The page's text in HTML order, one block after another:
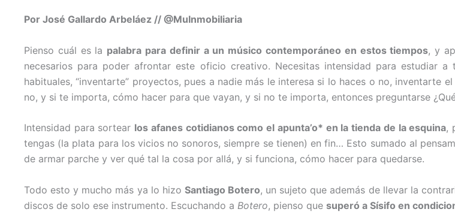
Por José Gallardo Arbeláez // @MuInmobiliaria
Pienso cuál es la palabra para definir a un músico contemporáneo en estos tiempos, y
necesarios para poder afrontar este oficio creativo. Necesitas intensidad para estudiar
habituales, “inventarte” proyectos, pues a nadie más le interesa si lo haces o no, inventarte
no, y si te importa, cómo hacer para que vayan, y si no te importa, entonces preguntarse
Intensidad para sortear los afanes cotidianos como el apunta’o* en la tienda de la esquina,
tengas (la plata para los vicios no sonoros, siempre se tienen) en fin… Esto sumado al
de armar parche y ver qué tal la cosa por allá, y si funciona, cómo hacer para quedarse.
Todo esto y mucho más ya lo hizo Santiago Botero, un sujeto que además de llevar la
discos de solo ese instrumento. Escuchando a Botero, pienso que superó a Sísifo en